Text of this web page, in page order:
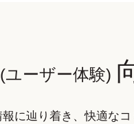
(ユーザー体験)
に辿り着き、快適な